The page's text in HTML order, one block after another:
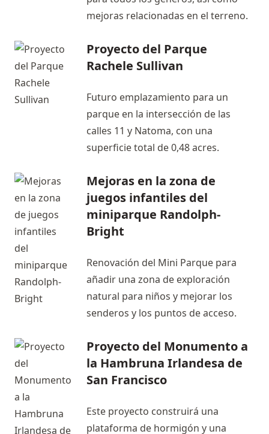
mejoras relacionadas en el terreno.
Proyecto del Parque
Rachele Sullivan
Futuro emplazamiento para un
parque en la intersección de las
calles 11 y Natoma, con una
superficie total de 0,48 acres.
Mejoras en la zona de
juegos infantiles del
miniparque Randolph-
Bright
Renovación del Mini Parque para
añadir una zona de exploración
natural para niños y mejorar los
senderos y los puntos de acceso.
Proyecto del Monumento a
la Hambruna Irlandesa de
San Francisco
Este proyecto construirá una
plataforma de hormigón y una